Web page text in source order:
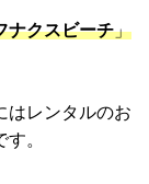
ナクスビーチ」
はレンタルのお
。